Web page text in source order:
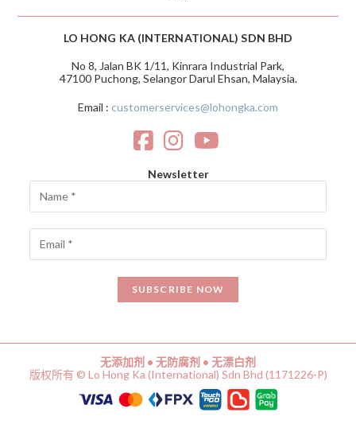
LO HONG KA (INTERNATIONAL) SDN BHD
No 8, Jalan BK 1/11, Kinrara Industrial Park,
47100 Puchong, Selangor Darul Ehsan, Malaysia.
Email : customerservices@lohongka.com
Newsletter
无添加剂 • 无防腐剂 • 无漂白剂
版权所有 © Lo Hong Ka (International) Sdn Bhd (1171226-P)